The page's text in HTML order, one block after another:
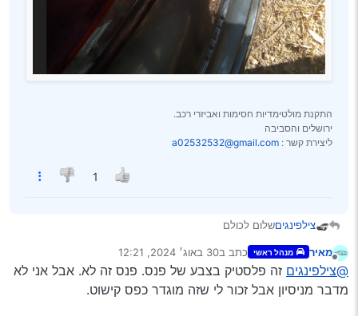
התקנת מולטימדיות חסימות ואביזרי רכב.
ירושלים והסביבה
ליצירת קשר : a02532532@gmail.com
1
צילפינגיםשלום לכולם
ברכב שלי על הבאגז’ יש כמין פס קישוט מסוים [לא יודע איך
להגדיר] שבעצם הוא חלק מהפנס אבל גם נפרד…
אני יסביר: מצד אחד הוא ממשיך את הקו של הפנס, עשוי
בעצם מאותו חומר ונראה כמו הפנס אבל בפועל הוא חלק
מנותק
מאיר מנהל ראשי כתב ב30 באוג׳ 2024, 12:21
נערך לאחרונה על ידי
@צילפינגים זה פלסטיק בצבע של פנס. פנס זה לא. אבל אני לא
מדבר מניסיון אבל זכור לי שזה מוגדר כפס קישוט.